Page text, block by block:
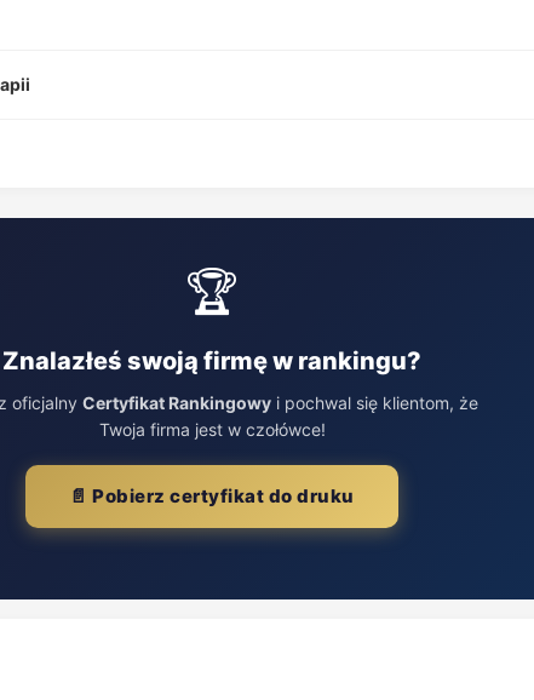
🏆
Znalazłeś swoją firmę w rankingu?
oficjalny Certyfikat Rankingowyi pochwal się klientom, że
Twoja firma jest w czołówce!
📄 Pobierz certyfikat do druku